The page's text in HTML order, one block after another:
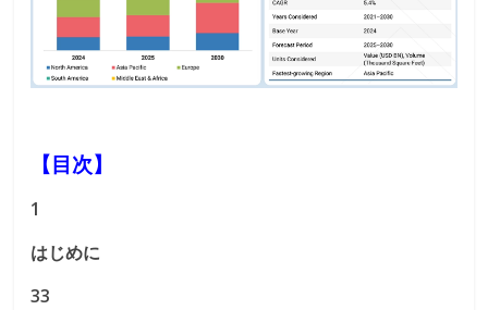
【目次】
1
はじめに
33